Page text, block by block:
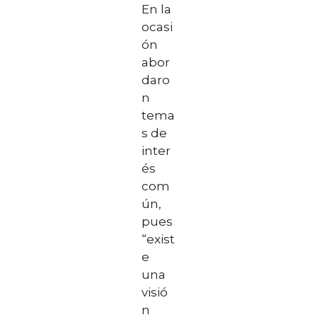
En la
ocasi
ón
abor
daro
n
tema
s de
inter
és
com
ún,
pues
“exist
e
una
visió
n